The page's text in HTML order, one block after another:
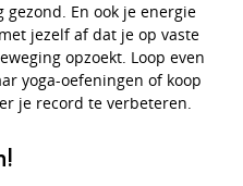
En ook je energie
jezelf af dat je op vaste
opzoekt. Loop even
yoga-oefeningen of koop
je record te verbeteren.